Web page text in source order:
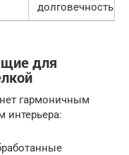
долговечность
для
гармоничным
интерьера: